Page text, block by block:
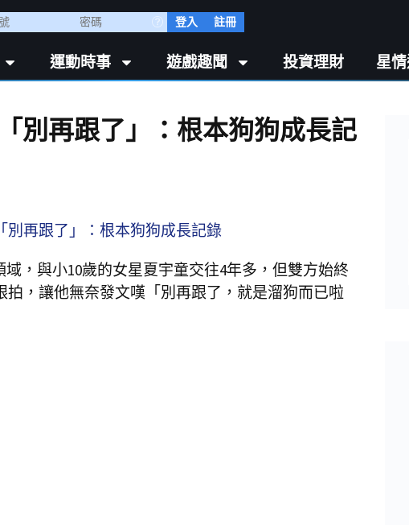
登入 註冊
運動時事 遊戲趣聞 投資理財 星
別再跟了」：根本狗狗成長記
，與小10歲的女星夏宇童交往4年多，但雙方始終
，讓他無奈發文嘆「別再跟了，就是溜狗而已啦